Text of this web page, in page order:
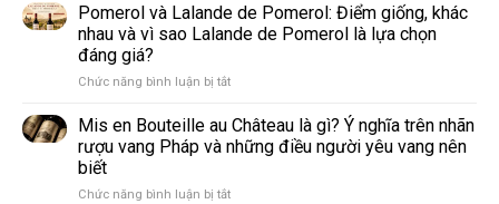
vang
phổ
thế
Sparkling
Wine
Nhau
Thế
Nào?
10
So
Pomerol và Lalande de Pomerol: Điểm giống, khác
nhau và vì sao Lalande de Pomerol là lựa chọn
đáng giá?
Chức năng bình luận bị tắtở
và
Lalande
de
Điểm
Mis en Bouteille au Château là gì? Ý nghĩa trên nhãn
rượu vang Pháp và những điều người yêu vang nên
biết
Chức năng bình luận bị tắtở